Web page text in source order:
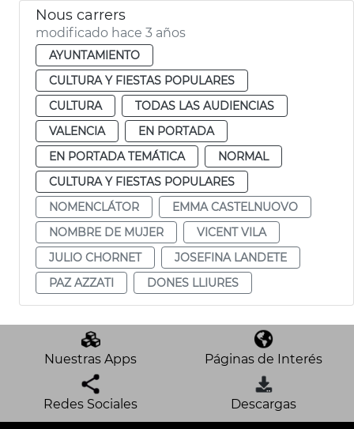
Nous carrers
modificado hace 3 años
AYUNTAMIENTO
CULTURA Y FIESTAS POPULARES
CULTURA
TODAS LAS AUDIENCIAS
VALENCIA
EN PORTADA
EN PORTADA TEMÁTICA
NORMAL
CULTURA Y FIESTAS POPULARES
NOMENCLÁTOR
EMMA CASTELNUOVO
NOMBRE DE MUJER
VICENT VILA
JULIO CHORNET
JOSEFINA LANDETE
PAZ AZZATI
DONES LLIURES
Nuestras Apps Páginas de Interés
Redes Sociales Descargas